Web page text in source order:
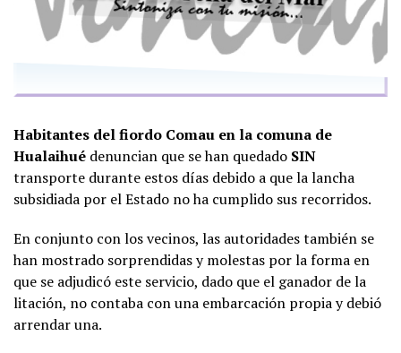
Habitantes del fiordo Comau en la comuna de
Hualaihué denuncian que se han quedado SIN
transporte durante estos días debido a que la lancha
subsidiada por el Estado no ha cumplido sus recorridos.
En conjunto con los vecinos, las autoridades también se
han mostrado sorprendidas y molestas por la forma en
que se adjudicó este servicio, dado que el ganador de la
litación, no contaba con una embarcación propia y debió
arrendar una.